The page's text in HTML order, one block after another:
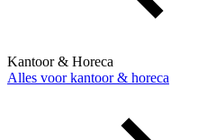
Kantoor & Horeca
Alles voor kantoor & horeca